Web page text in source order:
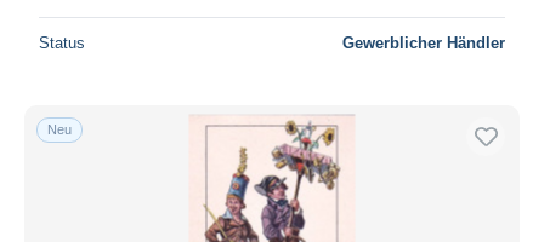
Status Gewerblicher Händler
Neu